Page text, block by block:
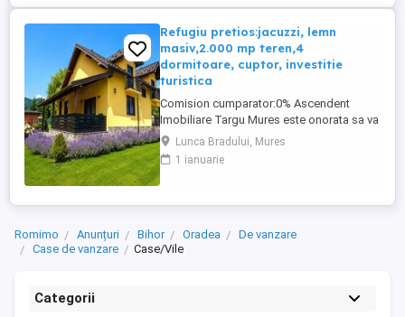
facilitati multiple, ...
Refugiu pretios:jacuzzi, lemn
masiv,2.000 mp teren,4
dormitoare, cuptor, investitie
turistica
Comision cumparator:0% Ascendent
Imobiliare Targu Mures este onorata sa va
prezinte spre vanzare o vila rafinata in
mijlocul naturii, situata in Lunca Bradului
ndash; o zona de poveste, incantare
Lunca Bradului, Mures
1 ianuarie
Romimo Anunțuri Bihor Oradea
De vanzare
Case de vanzare
Case/Vile
Categorii